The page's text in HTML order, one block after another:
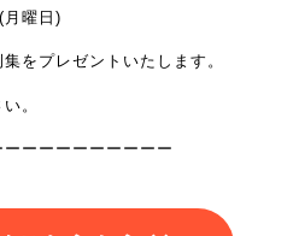
曜日)
をプレゼントいたします。
。
ーーーーーーーーー